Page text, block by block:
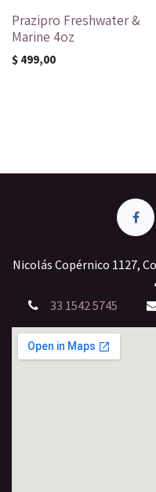
Prazipro Freshwater &
Marine 4oz
$ 499,00
Nicolás Copérnico 1127,
33 1542 5745